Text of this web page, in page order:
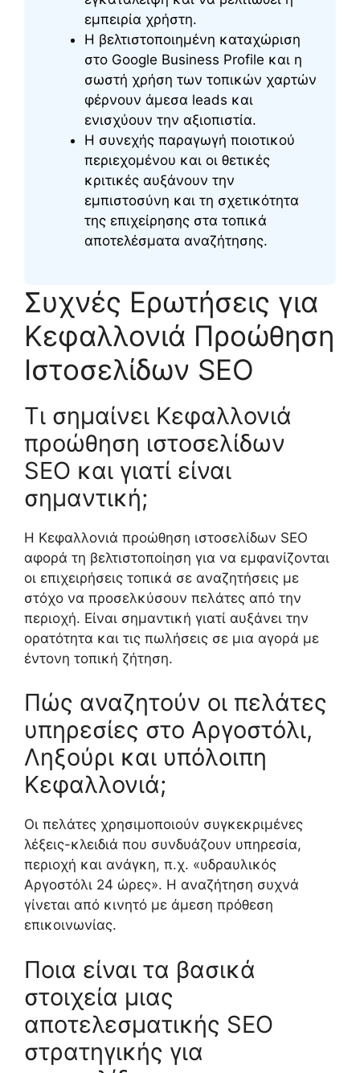
εμπειρία χρήστη.
Η βελτιστοποιημένη καταχώριση
στο Google Business Profile και η
σωστή χρήση των τοπικών χαρτών
φέρνουν άμεσα leads και
ενισχύουν την αξιοπιστία.
Η συνεχής παραγωγή ποιοτικού
περιεχομένου και οι θετικές
κριτικές αυξάνουν την
εμπιστοσύνη και τη σχετικότητα
της επιχείρησης στα τοπικά
αποτελέσματα αναζήτησης.
Συχνές Ερωτήσεις για
Κεφαλλονιά Προώθηση
Ιστοσελίδων SEO
Τι σημαίνει Κεφαλλονιά
προώθηση ιστοσελίδων
SEO και γιατί είναι
σημαντική;
Η Κεφαλλονιά προώθηση ιστοσελίδων SEO
αφορά τη βελτιστοποίηση για να εμφανίζονται
οι επιχειρήσεις τοπικά σε αναζητήσεις με
στόχο να προσελκύσουν πελάτες από την
περιοχή. Είναι σημαντική γιατί αυξάνει την
ορατότητα και τις πωλήσεις σε μια αγορά με
έντονη τοπική ζήτηση.
Πώς αναζητούν οι πελάτες
υπηρεσίες στο Αργοστόλι,
Ληξούρι και υπόλοιπη
Κεφαλλονιά;
Οι πελάτες χρησιμοποιούν συγκεκριμένες
λέξεις-κλειδιά που συνδυάζουν υπηρεσία,
περιοχή και ανάγκη, π.χ. «υδραυλικός
Αργοστόλι 24 ώρες». Η αναζήτηση συχνά
γίνεται από κινητό με άμεση πρόθεση
επικοινωνίας.
Ποια είναι τα βασικά
στοιχεία μιας
αποτελεσματικής SEO
στρατηγικής για